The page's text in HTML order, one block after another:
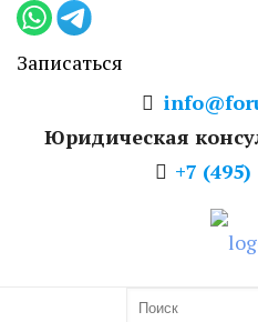
Записаться
Юридическая
+7 (495)